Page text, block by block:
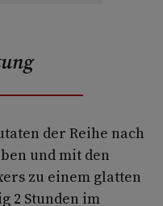
der Reihe nach
und mit den
zu einem glatten
2 Stunden im